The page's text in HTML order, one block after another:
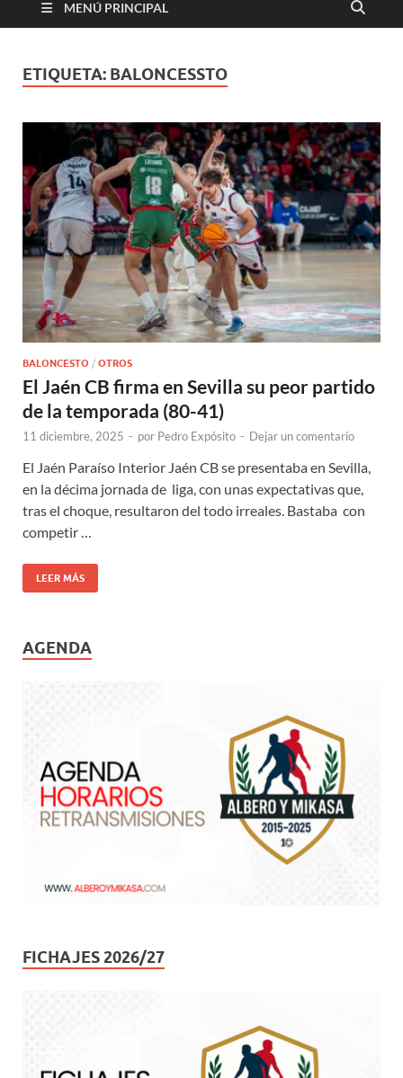
MENÚ PRINCIPAL
ETIQUETA: BALONCESSTO
BALONCESTO / OTROS
El Jaén CB firma en Sevilla su peor partido
de la temporada (80-41)
11 diciembre, 2025 - por Pedro Expósito - Dejar un comentario
El Jaén Paraíso Interior Jaén CB se presentaba en Sevilla,
en la décima jornada de liga, con unas expectativas que,
tras el choque, resultaron del todo irreales. Bastaba con
competir …
LEER MÁS
AGENDA
FICHAJES 2026/27